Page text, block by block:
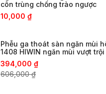
côn trùng chống trào ngược
10,000 ₫
Phễu ga thoát sàn ngăn mùi
1408 HIWIN ngăn mùi vượt trội
394,000 ₫
606,000₫